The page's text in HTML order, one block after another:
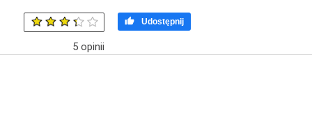
5 opinii
 Udostępnij